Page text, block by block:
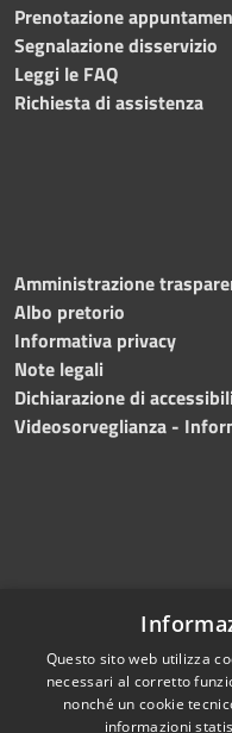
Prenotazione
Segnalazione disservizio
Leggi le FAQ
Richiesta di assistenza
Amministrazione
Albo pretorio
Informativa privacy
Note legali
Dichiarazione di
Videosorveglianza -
Questo sito web utilizza
necessari al corretto
nonché un cookie
informazioni